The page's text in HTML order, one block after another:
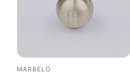
MARBELO